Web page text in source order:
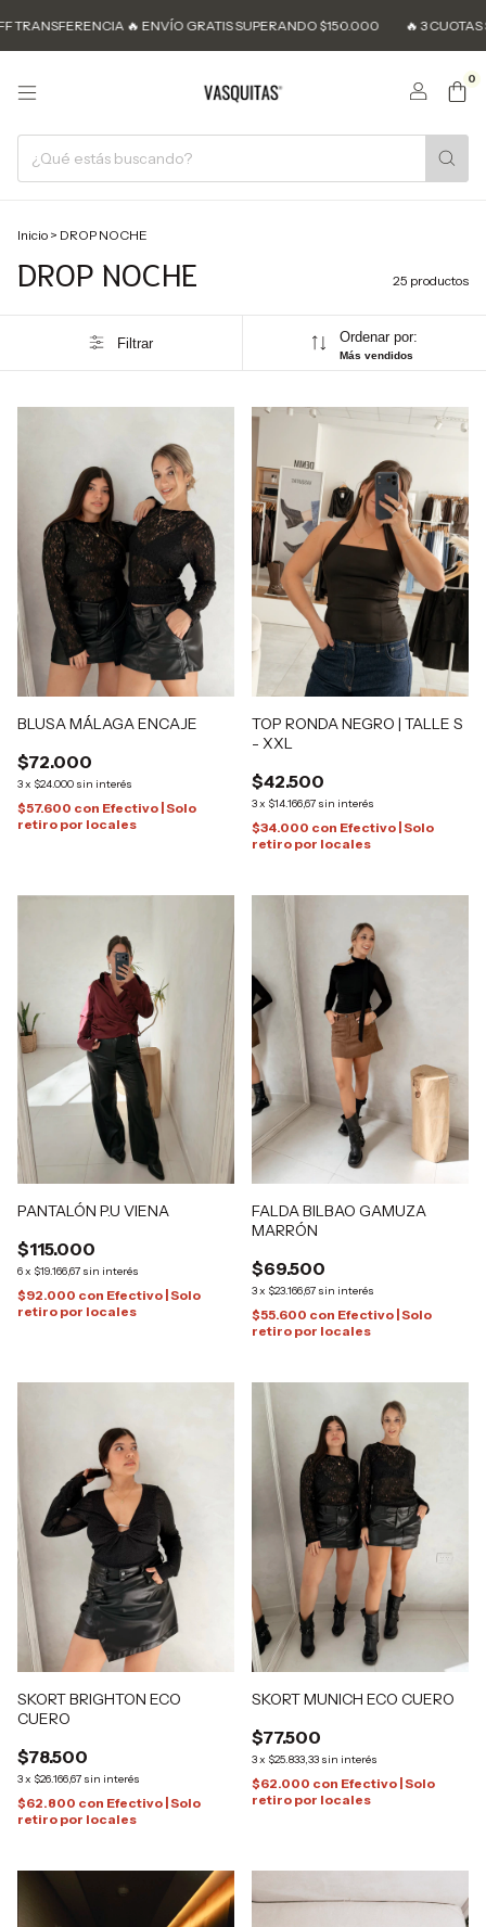
🔥 ENVÍO GRATIS SUPERANDO $150.000 🔥 3 CUOTAS SIN
0
Inicio > DROP NOCHE
DROP NOCHE 25 productos
Filtrar Ordenar por:
Más vendidos
BLUSA MÁLAGA ENCAJE
$72.000
3x $24.000 sin interés
$57.600 con Efectivo | Solo
retiro por locales
TOP RONDA NEGRO | TALLE S
- XXL
$42.500
3x $14.166,67 sin interés
$34.000 con Efectivo | Solo
retiro por locales
PANTALÓN P.U VIENA
$115.000
6x $19.166,67 sin interés
$92.000 con Efectivo | Solo
retiro por locales
FALDA BILBAO GAMUZA
MARRÓN
$69.500
3x $23.166,67 sin interés
$55.600 con Efectivo | Solo
retiro por locales
SKORT BRIGHTON ECO
CUERO
$78.500
3x $26.166,67 sin interés
$62.800 con Efectivo | Solo
retiro por locales
SKORT MUNICH ECO CUERO
$77.500
3x $25.833,33 sin interés
$62.000 con Efectivo | Solo
retiro por locales